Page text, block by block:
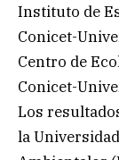
Instituto de
Conicet-
Centro de
Conicet-
Los
la